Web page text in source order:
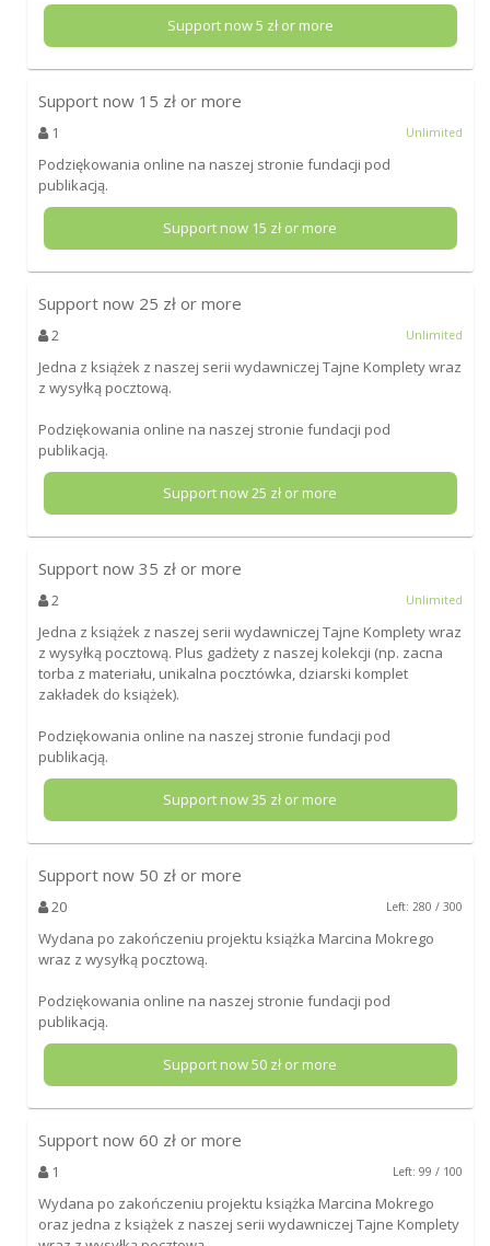
Support now5 zł or more
Support now 15 zł or more
1 Unlimited
Podziękowania online na naszej stronie fundacji pod
publikacją.
Support now 15 zł or more
Support now 25 zł or more
2 Unlimited
Jedna z książek z naszej serii wydawniczej Tajne Komplety wraz
z wysyłką pocztową.
Podziękowania online na naszej stronie fundacji pod
publikacją.
Support now25 zł or more
Support now 35 zł or more
2 Unlimited
Jedna z książek z naszej serii wydawniczej Tajne Komplety wraz
z wysyłką pocztową. Plus gadżety z naszej kolekcji (np. zacna
torba z materiału, unikalna pocztówka, dziarski komplet
zakładek do książek).
Podziękowania online na naszej stronie fundacji pod
publikacją.
Support now35 zł or more
Support now 50 zł or more
20 Left: 280 / 300
Wydana po zakończeniu projektu książka Marcina Mokrego
wraz z wysyłką pocztową.
Podziękowania online na naszej stronie fundacji pod
publikacją.
Support now50 zł or more
Support now 60 zł or more
1 Left: 99 / 100
Wydana po zakończeniu projektu książka Marcina Mokrego
oraz jedna z książek z naszej serii wydawniczej Tajne Komplety